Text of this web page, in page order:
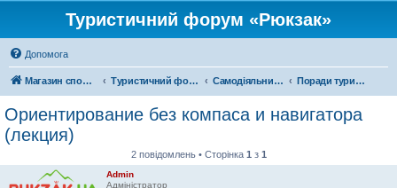
Туристичний форум «Рюкзак»
Допомога
Магазин спорядження Туристичний форум «Рюкзак» Самодіяльний туризм Поради туристам
Ориентирование без компаса и навигатора
(лекция)
2 повідомлень • Сторінка 1 з 1
Admin
Адміністратор